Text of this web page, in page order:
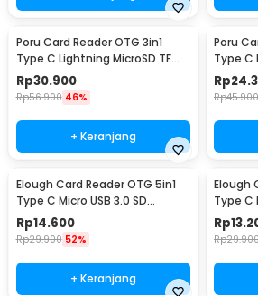
Poru Card Reader OTG 3in1
Type C Lightning MicroSD TF
Card USB - INU182
Rp30.900
Rp56.900 46%
+ Keranjang
Poru
Type C
INU183
Rp
Rp45.900
Elough Card Reader OTG 5in1
Type C Micro USB 3.0 SD
MicroSD - EL-51
Rp14.600
Rp29.900 52%
+ Keranjang
Elough
Type C
MicroSD
Rp
Rp